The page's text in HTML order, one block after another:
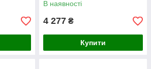
В наявності
4 277 ₴
Купити